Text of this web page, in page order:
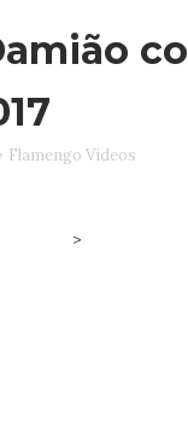
Flamengo Videos
>